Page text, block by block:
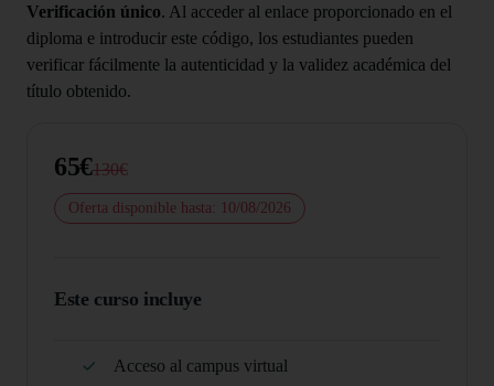
Verificación único. Al acceder al enlace proporcionado en el
diploma e introducir este código, los estudiantes pueden
verificar fácilmente la autenticidad y la validez académica del
título obtenido.
65€130€
Oferta disponible hasta: 10/08/2026
Este curso incluye
Acceso al campus virtual